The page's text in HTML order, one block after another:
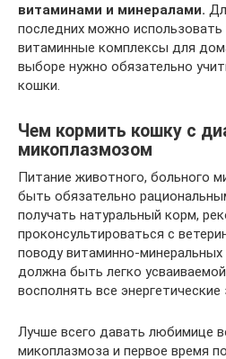
витаминами и минералами.
последних можно использовать
витаминные комплексы для
выборе нужно обязательно
кошки.
Чем кормить кошку с
микоплазмозом
Питание животного, больного
быть обязательно
получать натуральный корм,
проконсультироваться с
поводу витаминно-
должна быть легко
восполнять все
Лучше всего давать любимице
микоплазмоза и первое время